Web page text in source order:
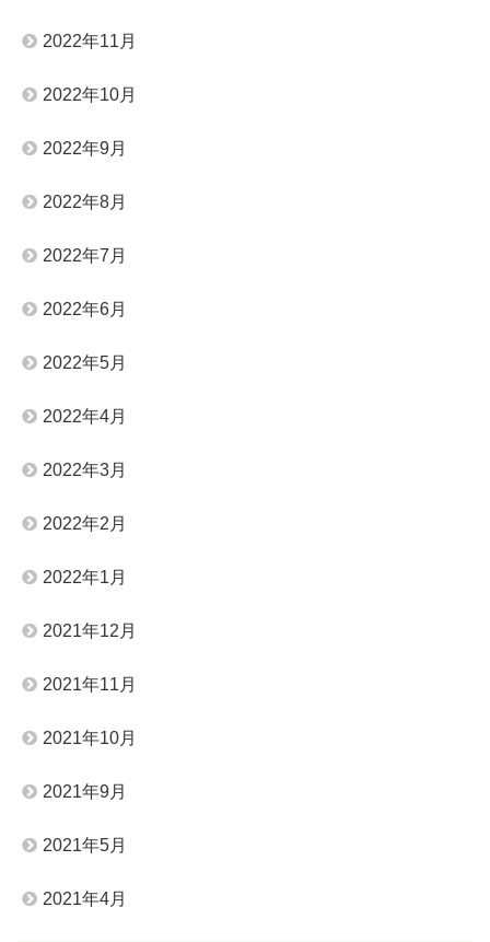
2022年11月
2022年10月
2022年9月
2022年8月
2022年7月
2022年6月
2022年5月
2022年4月
2022年3月
2022年2月
2022年1月
2021年12月
2021年11月
2021年10月
2021年9月
2021年5月
2021年4月